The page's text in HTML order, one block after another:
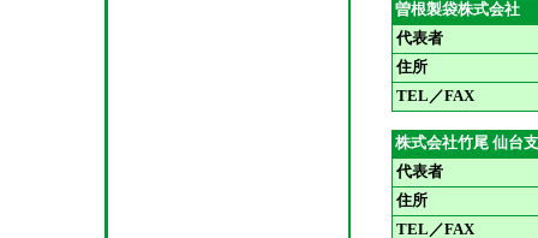
曽根製袋株式会社
代表者
住所
TEL／FAX
株式会社竹尾 仙台
代表者
住所
TEL／FAX